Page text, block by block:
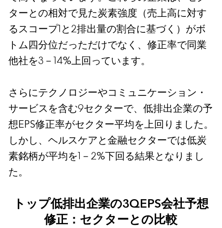
ターとの相対で見た炭素強度（売上高に対す
るスコープ1と2排出量の割合に基づく）がボ
トム四分位だっただけでなく、修正率で同業
他社を3－14%上回っています。
さらにテクノロジーやコミュニケーション・
サービスを含む9セクターで、低排出企業の予
想EPS修正率がセクター平均を上回りました。
しかし、ヘルスケアと金融セクターでは低炭
素銘柄が平均を1－2%下回る結果となりまし
た。
トップ低排出企業の3QEPS会社予想
修正：セクターとの比較